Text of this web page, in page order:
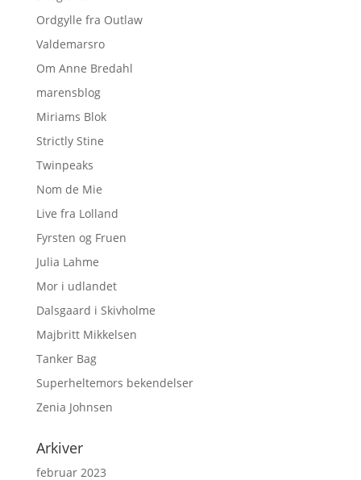
Ordgylle fra Outlaw
Valdemarsro
Om Anne Bredahl
marensblog
Miriams Blok
Strictly Stine
Twinpeaks
Nom de Mie
Live fra Lolland
Fyrsten og Fruen
Julia Lahme
Mor i udlandet
Dalsgaard i Skivholme
Majbritt Mikkelsen
Tanker Bag
Superheltemors bekendelser
Zenia Johnsen
Arkiver
februar 2023